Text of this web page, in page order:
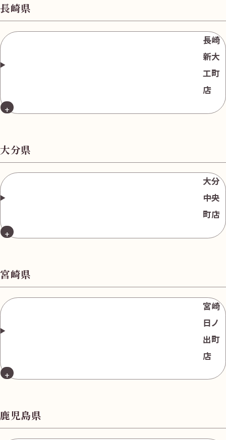
長崎県
長崎
新大
工町
店
大分県
大分
中央
町店
宮崎県
宮崎
日ノ
出町
店
鹿児島県